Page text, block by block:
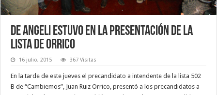
De Angeli estuvo en la presentación de la
lista de Orrico
16 julio, 2015 367 Visitas
En la tarde de este jueves el precandidato a intendente de la lista 502
B de “Cambiemos”, Juan Ruiz Orrico, presentó a los precandidatos a